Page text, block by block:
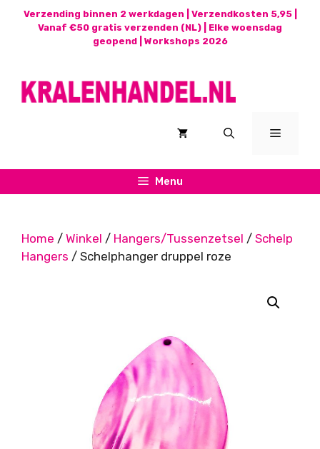
Verzending binnen 2 werkdagen | Verzendkosten 5,95 |
Vanaf €50 gratis verzenden (NL) | Elke woensdag
geopend | Workshops 2026
Menu
Menu
Home / Winkel / Hangers/Tussenzetsel / Schelp
Hangers / Schelphanger druppel roze